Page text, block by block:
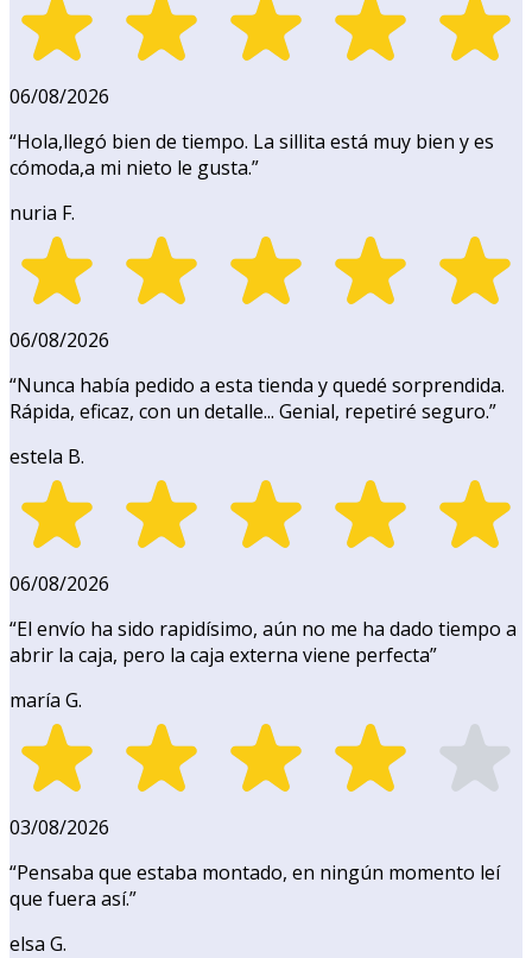
06/08/2026
“Hola,llegó bien de tiempo. La sillita está muy bien y es
cómoda,a mi nieto le gusta.”
nuria F.
06/08/2026
“Nunca había pedido a esta tienda y quedé sorprendida.
Rápida, eficaz, con un detalle... Genial, repetiré seguro.”
estela B.
06/08/2026
“El envío ha sido rapidísimo, aún no me ha dado tiempo a
abrir la caja, pero la caja externa viene perfecta”
maría G.
03/08/2026
“Pensaba que estaba montado, en ningún momento leí
que fuera así.”
elsa G.